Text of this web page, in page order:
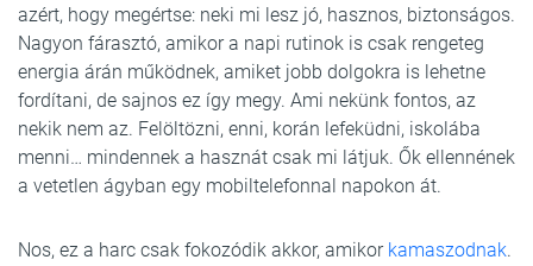
azért, hogy megértse: neki mi lesz jó, hasznos, biztonságos.
Nagyon fárasztó, amikor a napi rutinok is csak rengeteg
energia árán működnek, amiket jobb dolgokra is lehetne
fordítani, de sajnos ez így megy. Ami nekünk fontos, az
nekik nem az. Felöltözni, enni, korán lefeküdni, iskolába
menni… mindennek a hasznát csak mi látjuk. Ők ellennének
a vetetlen ágyban egy mobiltelefonnal napokon át.
Nos, ez a harc csak fokozódik akkor, amikor kamaszodnak.